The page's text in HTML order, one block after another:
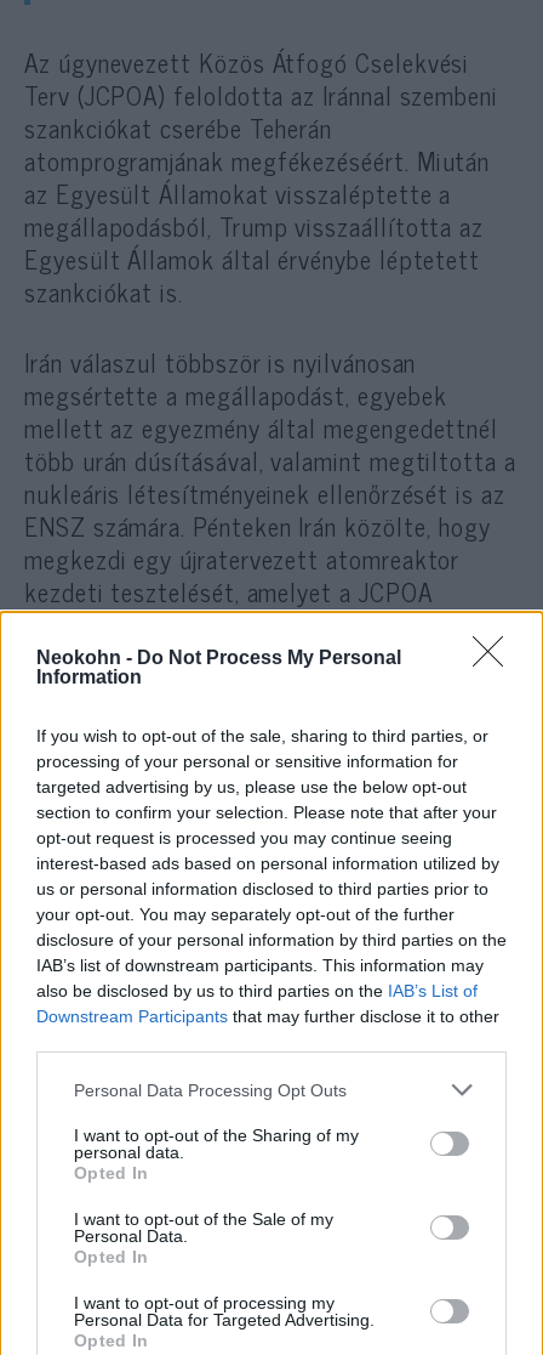
Neokohn - Do Not Process My Personal
Information
If you wish to opt-out of the sale, sharing to third parties, or
processing of your personal or sensitive information for
targeted advertising by us, please use the below opt-out
section to confirm your selection. Please note that after your
opt-out request is processed you may continue seeing
interest-based ads based on personal information utilized by
us or personal information disclosed to third parties prior to
your opt-out. You may separately opt-out of the further
disclosure of your personal information by third parties on the
IAB’s list of downstream participants. This information may
also be disclosed by us to third parties on the IAB’s List of
Downstream Participants that may further disclose it to other
Please note that this website/app uses one or more Google
not limited to your visit or usage behaviour. You may click to
grant or deny consent to Google and its third-party tags to
use your data for below specified purposes in below Google
consent section.
Personal Data Processing Opt Outs
I want to opt-out of the Sharing of my
personal data.
Opted In
I want to opt-out of the Sale of my
Personal Data.
Opted In
I want to opt-out of processing my
Personal Data for Targeted Advertising.
Opted In
Az úgynevezett Közös Átfogó Cselekvési
Terv (JCPOA) feloldotta az Iránnal szembeni
szankciókat cserébe Teherán
atomprogramjának megfékezéséért. Miután
az Egyesült Államokat visszaléptette a
megállapodásból, Trump visszaállította az
Egyesült Államok által érvénybe léptetett
szankciókat is.
Irán válaszul többször is nyilvánosan
megsértette a megállapodást, egyebek
mellett az egyezmény által megengedettnél
több urán dúsításával, valamint megtiltotta a
nukleáris létesítményeinek ellenőrzését is az
ENSZ számára. Pénteken Irán közölte, hogy
megkezdi egy újratervezett atomreaktor
kezdeti tesztelését, amelyet a JCPOA
feltételeinek eleget téve korábban bezártak.
Az Egyesült Államok szintén
pénteken vádat emelt 10 iráni
ellen az amerikai szankciók
kijátszásának gyanúja miatt.
Az iráni reaktortesztekkel kapcsolatos
bejelentés egy nappal azután történt, hogy
Emmanuel Macron francia elnök, Reuven Rivlin
izraeli elnök mellé állva felszólította Iránt,
hagyja abba az atomprogramja miatt amúgy
is súlyos válság további eszkalálását.
helyzetet!
Mint ismeretes, Joe Biden amerikai elnök már